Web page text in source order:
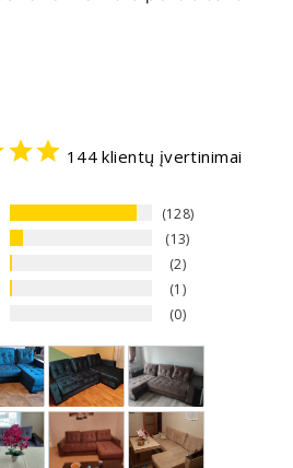
144 klientų įvertinimai
128
13
2
1
0